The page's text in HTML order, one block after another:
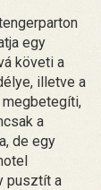
egy
követi a
illetve a
a
de egy
pusztít a